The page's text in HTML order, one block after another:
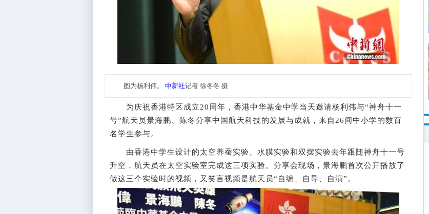
图为杨利伟。 中新社记者 徐冬冬 摄
为庆祝香港特区成立20周年，香港中华基金中学当天邀请杨利伟与“神舟十一
号”航天员景海鹏、陈冬分享中国航天科技的发展与成就，来自26间中小学的数百
名学生参与。
由香港中学生设计的太空养蚕实验、水膜实验和双摆实验去年跟随神舟十一号
升空，航天员在太空实验室完成这三项实验。分享会现场，景海鹏首次公开播放了
做这三个实验时的视频，又笑言视频是航天员“自编、自导、自演”。